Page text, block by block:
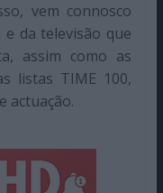
vem connosco
da televisão que
assim como as
listas TIME 100,
actuação.